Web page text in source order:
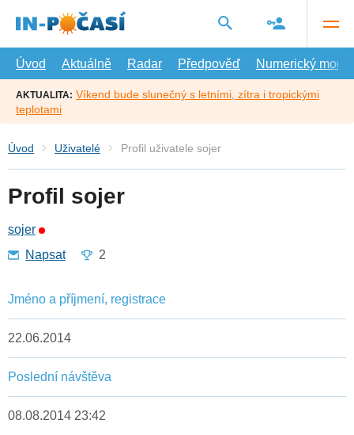
hlavní
Úvod
Aktuálně Radar Předpověď Numerický model
AKTUALITA: Víkend bude slunečný s letními, zítra i tropickými
teplotami
Úvod Uživatelé Profil uživatele sojer
Profil sojer
sojer
Napsat
2
Jméno a příjmení, registrace
22.06.2014
Poslední návštěva
08.08.2014 23:42